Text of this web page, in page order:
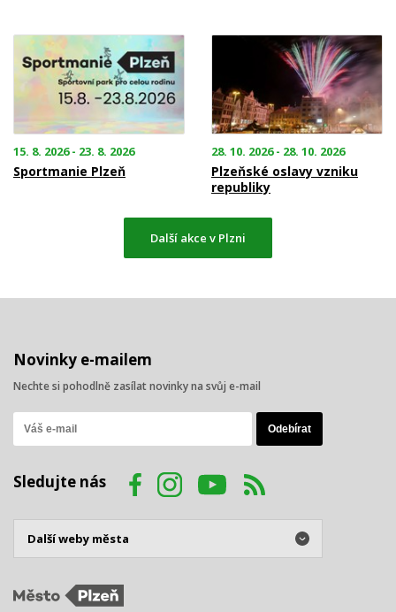
15. 8. 2026 - 23. 8. 2026
Sportmanie Plzeň
28. 10. 2026 - 28. 10. 2026
Plzeňské oslavy vzniku
republiky
Další akce v Plzni
Novinky e-mailem
Nechte si pohodlně zasílat novinky na svůj e-mail
Sledujte nás